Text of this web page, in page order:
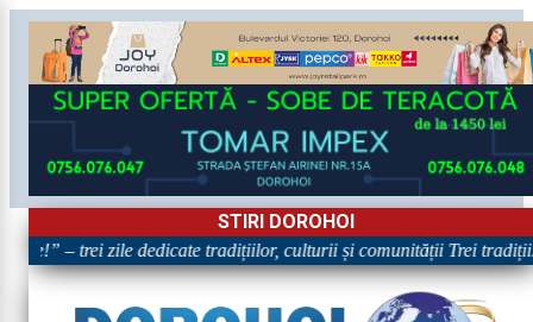
STIRI DOROHOI
– trei zile dedicate tradițiilor, culturii și comunității Trei tradiții.